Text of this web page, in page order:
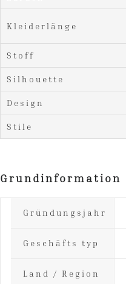
Kleiderlänge
Stoff
Silhouette
Design
Stile
Grundinformation
Gründungsjahr
Geschäfts typ
Land / Region